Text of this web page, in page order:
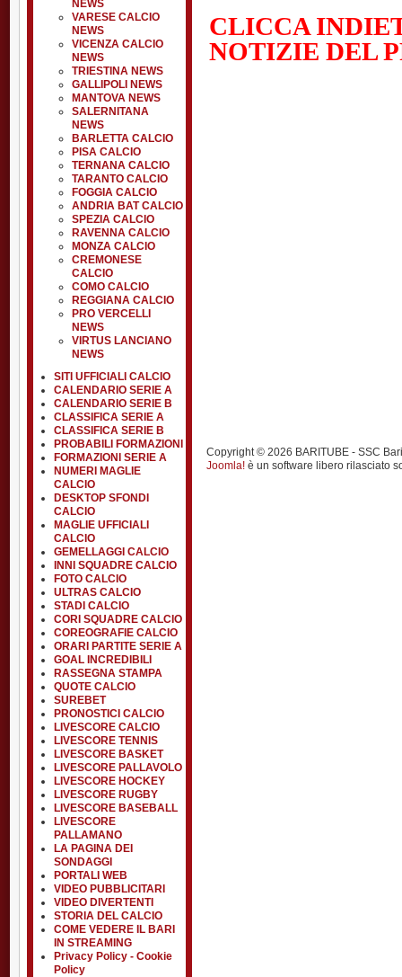
NEWS
VARESE CALCIO
NEWS
VICENZA CALCIO
NEWS
TRIESTINA NEWS
GALLIPOLI NEWS
MANTOVA NEWS
SALERNITANA
NEWS
BARLETTA CALCIO
PISA CALCIO
TERNANA CALCIO
TARANTO CALCIO
FOGGIA CALCIO
ANDRIA BAT CALCIO
SPEZIA CALCIO
RAVENNA CALCIO
MONZA CALCIO
CREMONESE
CALCIO
COMO CALCIO
REGGIANA CALCIO
PRO VERCELLI
NEWS
VIRTUS LANCIANO
NEWS
SITI UFFICIALI CALCIO
CALENDARIO SERIE A
CALENDARIO SERIE B
CLASSIFICA SERIE A
CLASSIFICA SERIE B
PROBABILI FORMAZIONI
FORMAZIONI SERIE A
NUMERI MAGLIE
CALCIO
DESKTOP SFONDI
CALCIO
MAGLIE UFFICIALI
CALCIO
GEMELLAGGI CALCIO
INNI SQUADRE CALCIO
FOTO CALCIO
ULTRAS CALCIO
STADI CALCIO
CORI SQUADRE CALCIO
COREOGRAFIE CALCIO
ORARI PARTITE SERIE A
GOAL INCREDIBILI
RASSEGNA STAMPA
QUOTE CALCIO
SUREBET
PRONOSTICI CALCIO
LIVESCORE CALCIO
LIVESCORE TENNIS
LIVESCORE BASKET
LIVESCORE PALLAVOLO
LIVESCORE HOCKEY
LIVESCORE RUGBY
LIVESCORE BASEBALL
LIVESCORE
PALLAMANO
LA PAGINA DEI
SONDAGGI
PORTALI WEB
VIDEO PUBBLICITARI
VIDEO DIVERTENTI
STORIA DEL CALCIO
COME VEDERE IL BARI
IN STREAMING
Privacy Policy - Cookie
Policy
CLICCA
NOTIZIE DEL
Copyright © 2026 BARITUBE - SSC
Joomla! è un software libero rilasciato